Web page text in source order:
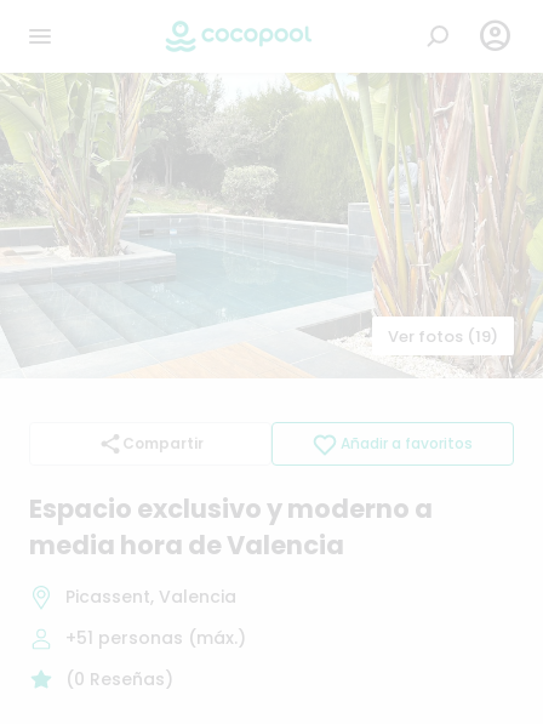

Ver fotos (19)
Compartir Añadir a favoritos
Espacio exclusivoymoderno a
media hora de Valencia
Picassent, Valencia
+51 personas (máx.)
(0 Reseñas)